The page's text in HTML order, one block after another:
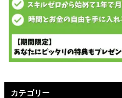
カテゴリー